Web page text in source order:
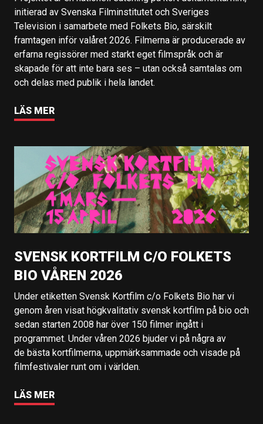
initierad av Svenska Filminstitutet och Sveriges
Television i samarbete med Folkets Bio, särskilt
framtagen inför valåret 2026. Filmerna är producerade av
erfarna regissörer med starkt eget filmspråk och är
skapade för att inte bara ses – utan också samtalas om
och delas med publik i hela landet.
LÄS MER
SVENSK KORTFILM C/O FOLKETS
BIO VÅREN 2026
Under etiketten Svensk Kortfilm c/o Folkets Bio har vi
genom åren visat högkvalitativ svensk kortfilm på bio och
sedan starten 2008 har över 150 filmer ingått i
programmet. Under våren 2026 bjuder vi på några av
de bästa kortfilmerna, uppmärksammade och visade på
filmfestivaler runt om i världen.
LÄS MER